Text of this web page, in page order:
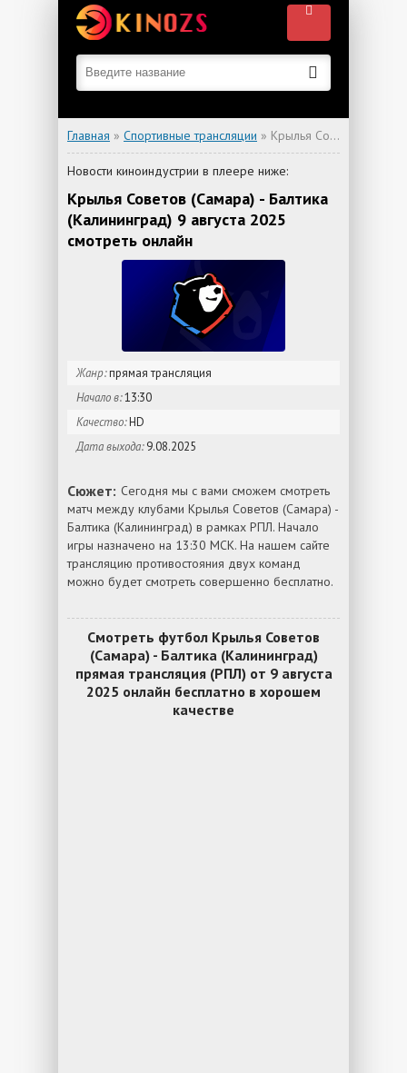
Главная » Спортивные трансляции » Крылья Советов (Самара) - Балтика (Калининград)
Новости киноиндустрии в плеере ниже:
Крылья Советов (Самара) - Балтика
(Калининград) 9 августа 2025
смотреть онлайн
Жанр:прямая трансляция
Начало в:13:30
Качество:HD
Дата выхода:9.08.2025
Сюжет: Сегодня мы с вами сможем смотреть
матч между клубами Крылья Советов (Самара) -
Балтика (Калининград) в рамках РПЛ. Начало
игры назначено на 13:30 МСК. На нашем сайте
трансляцию противостояния двух команд
можно будет смотреть совершенно бесплатно.
Смотреть футбол Крылья Советов
(Самара) - Балтика (Калининград)
прямая трансляция (РПЛ) от 9 августа
2025 онлайн бесплатно в хорошем
качестве